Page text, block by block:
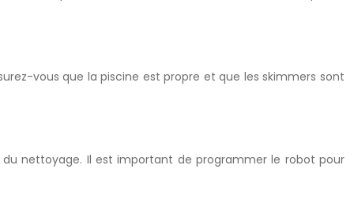
vous que la piscine est propre et que les skimmers sont
nettoyage. Il est important de programmer le robot pour